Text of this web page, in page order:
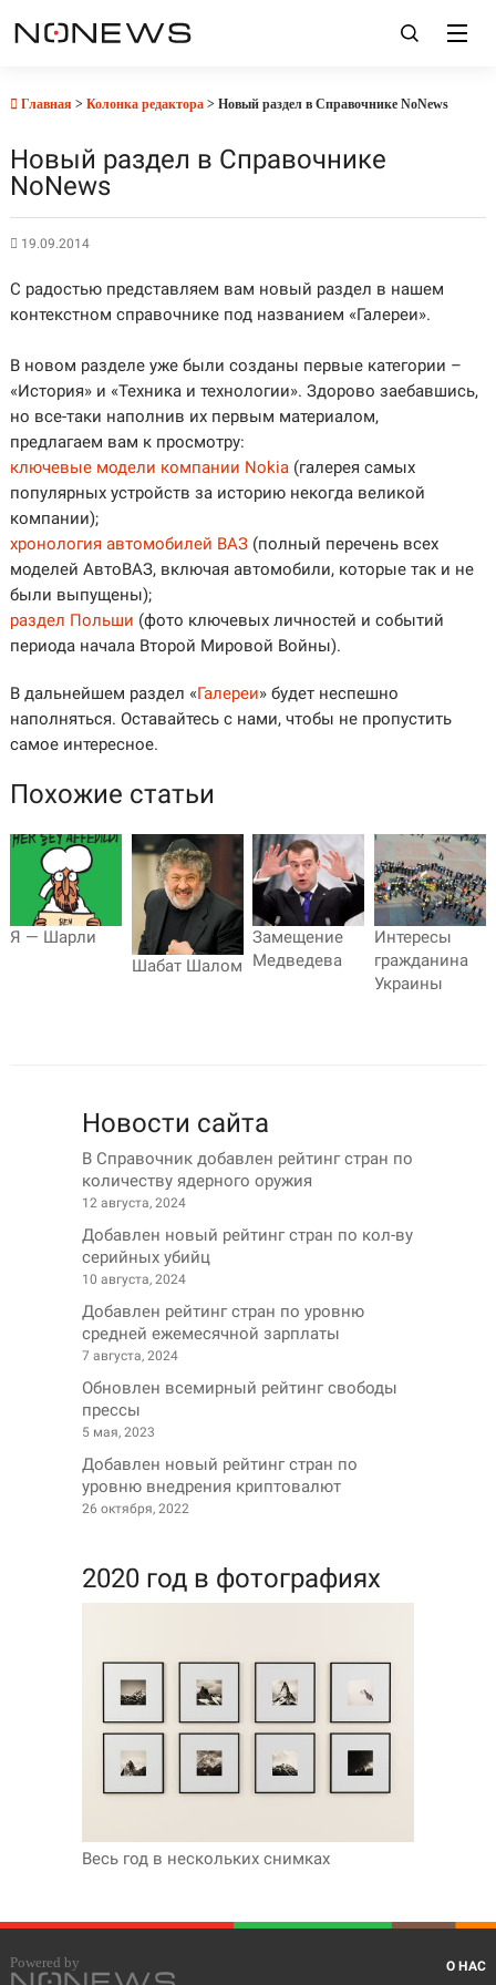
Главная > Колонка редактора> Новый раздел в Справочнике NoNews
Новый раздел в Справочнике
NoNews
19.09.2014
С радостью представляем вам новый раздел в нашем
контекстном справочнике под названием «Галереи».
В новом разделе уже были созданы первые категории –
«История» и «Техника и технологии». Здорово заебавшись,
но все-таки наполнив их первым материалом,
предлагаем вам к просмотру:
ключевые модели компании Nokia(галерея самых
популярных устройств за историю некогда великой
компании);
хронология автомобилей ВАЗ(полный перечень всех
моделей АвтоВАЗ, включая автомобили, которые так и не
были выпущены);
раздел Польши (фото ключевых личностей и событий
периода начала Второй Мировой Войны).
В дальнейшем раздел «Галереи» будет неспешно
наполняться. Оставайтесь с нами, чтобы не пропустить
самое интересное.
Похожие статьи
Я — Шарли
Шабат Шалом
Замещение
Медведева
Интересы
гражданина
Украины
Новости сайта
В Справочник добавлен рейтинг стран по
количеству ядерного оружия
12 августа, 2024
Добавлен новый рейтинг стран по кол-ву
серийных убийц
10 августа, 2024
Добавлен рейтинг стран по уровню
средней ежемесячной зарплаты
7 августа, 2024
Обновлен всемирный рейтинг свободы
прессы
5 мая, 2023
Добавлен новый рейтинг стран по
уровню внедрения криптовалют
26 октября, 2022
2020 год в фотографиях
Весь год в нескольких снимках
О НАС